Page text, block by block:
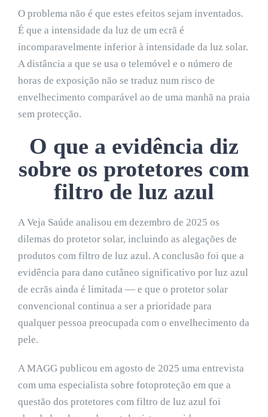
O problema não é que estes efeitos sejam inventados.
É que a intensidade da luz de um ecrã é
incomparavelmente inferior à intensidade da luz solar.
A distância a que se usa o telemóvel e o número de
horas de exposição não se traduz num risco de
envelhecimento comparável ao de uma manhã na praia
sem protecção.
O que a evidência diz
sobre os protetores com
filtro de luz azul
A Veja Saúde analisou em dezembro de 2025 os
dilemas do protetor solar, incluindo as alegações de
produtos com filtro de luz azul. A conclusão foi que a
evidência para dano cutâneo significativo por luz azul
de ecrãs ainda é limitada — e que o protetor solar
convencional continua a ser a prioridade para
qualquer pessoa preocupada com o envelhecimento da
pele.
A MAGG publicou em agosto de 2025 uma entrevista
com uma especialista sobre fotoproteção em que a
questão dos protetores com filtro de luz azul foi